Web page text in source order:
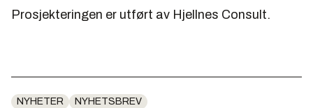
Prosjekteringen er utført av Hjellnes Consult.
NYHETER NYHETSBREV